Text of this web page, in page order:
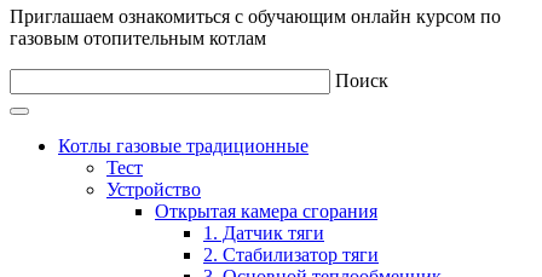
Приглашаем ознакомиться с обучающим онлайн курсом по
газовым отопительным котлам
Поиск
Котлы газовые традиционные
Тест
Устройство
Открытая камера сгорания
1. Датчик тяги
2. Стабилизатор тяги